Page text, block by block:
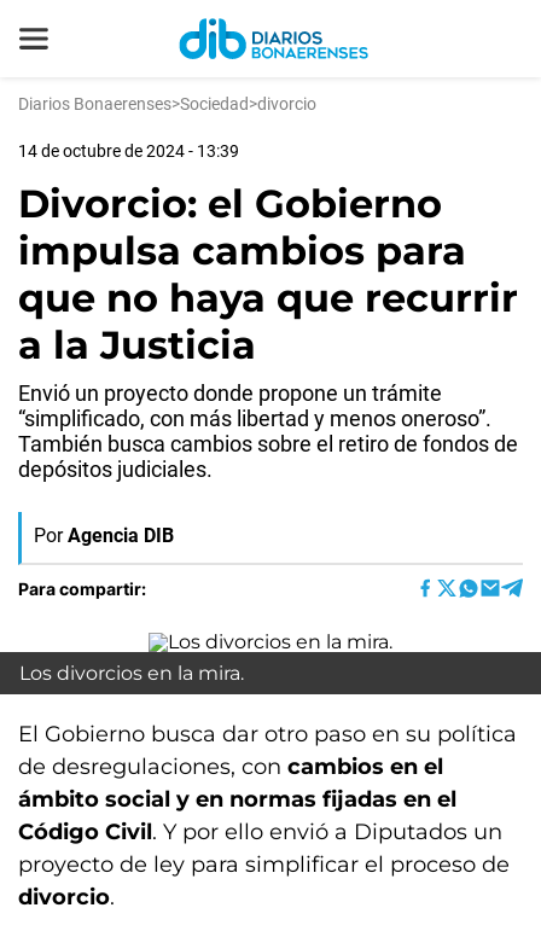
Diarios Bonaerenses>Sociedad>divorcio
14 de octubre de 2024 - 13:39
Divorcio: el Gobierno
impulsa cambios para
que no haya que recurrir
a la Justicia
Envió un proyecto donde propone un trámite
“simplificado, con más libertad y menos oneroso”.
También busca cambios sobre el retiro de fondos de
depósitos judiciales.
Por Agencia DIB
Para compartir:
Los divorcios en la mira.
El Gobierno busca dar otro paso en su política
de desregulaciones, con cambios en el
ámbito social y en normas fijadas en el
Código Civil. Y por ello envió a Diputados un
proyecto de ley para simplificar el proceso de
divorcio.